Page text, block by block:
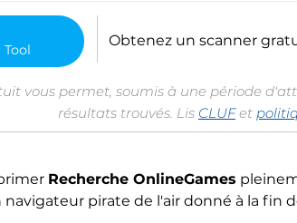
Obtenez un scanner
vous permet, soumis à une période
résultats trouvés. Lis CLUFet
Recherche OnlineGames
pirate de l'air donné à la fin